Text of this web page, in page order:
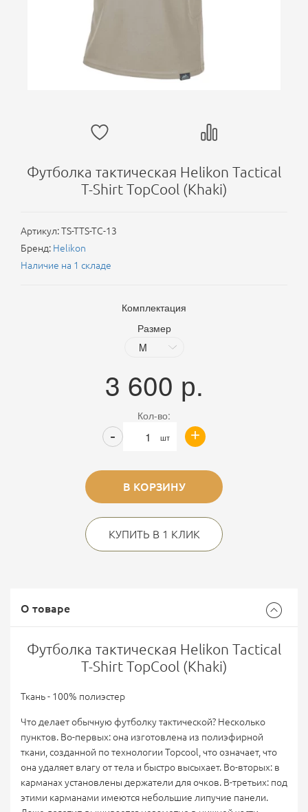
Футболка тактическая Helikon Tactical
T-Shirt TopCool (Khaki)
Артикул:TS-TTS-TC-13
Бренд: Helikon
Наличие на 1 складе
Комплектация
Размер
3 600 р.
Кол-во:
шт +
-
В КОРЗИНУ
КУПИТЬ В 1 КЛИК
О товаре
Футболка тактическая Helikon Tactical
T-Shirt TopCool (Khaki)
Ткань - 100% полиэстер
Что делает обычную футболку тактической? Несколько
пунктов. Во-первых: она изготовлена из полиэфирной
ткани, созданной по технологии Topcool, что означает, что
она удаляет влагу от тела и быстро высыхает. Во-вторых: в
карманах установлены держатели для очков. В-третьих: под
этими карманами имеются небольшие липучие панели.